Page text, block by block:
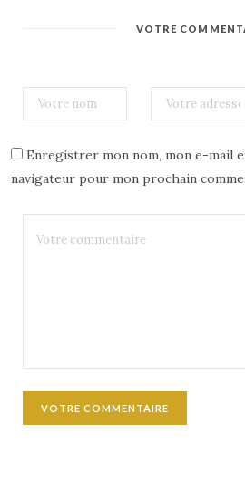
VOTRE
Enregistrer mon nom, mon e-mail
navigateur pour mon prochain